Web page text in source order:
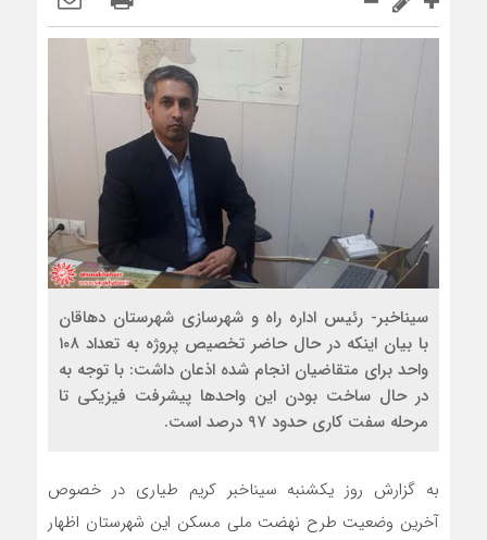
سیناخبر- رئیس اداره راه و شهرسازی شهرستان دهاقان
با بیان اینکه در حال حاضر تخصیص پروژه به تعداد ۱۰۸
واحد برای متقاضیان انجام شده اذعان داشت: با توجه به
در حال ساخت بودن این واحدها پیشرفت فیزیکی تا
مرحله سفت کاری حدود ۹۷ درصد است.
به گزارش روز یکشنبه سیناخبر کریم طیاری در خصوص
آخرین وضعیت طرح نهضت ملی مسکن این شهرستان اظهار